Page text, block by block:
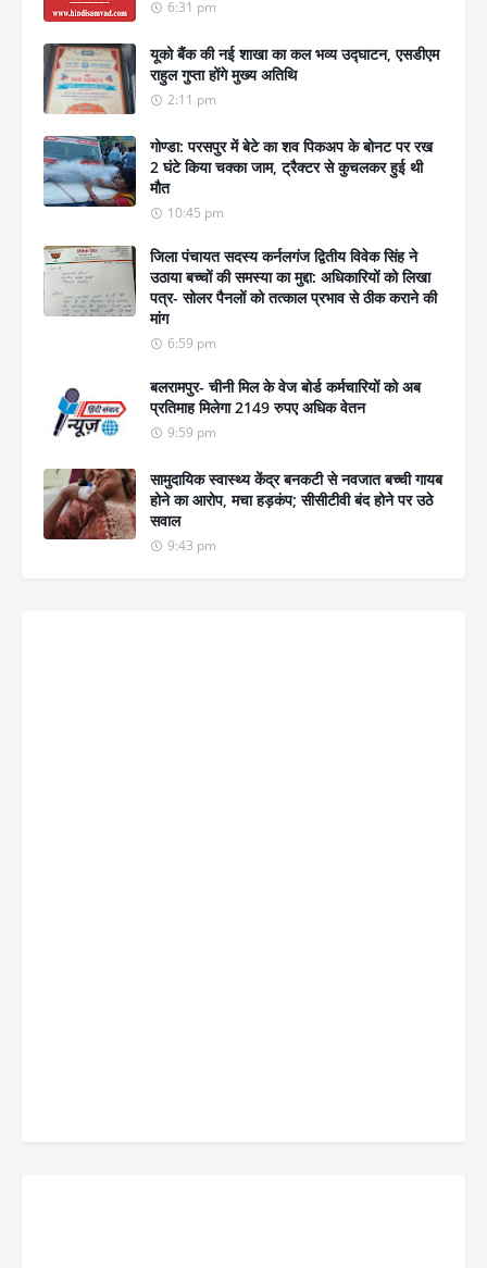
6:31 pm
यूको बैंक की नई शाखा का कल भव्य उद्घाटन, एसडीएम
राहुल गुप्ता होंगे मुख्य अतिथि
2:11 pm
गोण्डा: परसपुर में बेटे का शव पिकअप के बोनट पर रख
2 घंटे किया चक्का जाम, ट्रैक्टर से कुचलकर हुई थी
मौत
10:45 pm
जिला पंचायत सदस्य कर्नलगंज द्वितीय विवेक सिंह ने
उठाया बच्चों की समस्या का मुद्दा: अधिकारियों को लिखा
पत्र- सोलर पैनलों को तत्काल प्रभाव से ठीक कराने की
मांग
6:59 pm
बलरामपुर- चीनी मिल के वेज बोर्ड कर्मचारियों को अब
प्रतिमाह मिलेगा 2149 रुपए अधिक वेतन
9:59 pm
सामुदायिक स्वास्थ्य केंद्र बनकटी से नवजात बच्ची गायब
होने का आरोप, मचा हड़कंप; सीसीटीवी बंद होने पर उठे
सवाल
9:43 pm